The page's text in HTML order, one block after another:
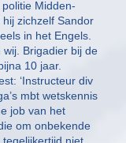
Midden-
zichzelf Sandor
in het Engels.
wij. Brigadier bij de
10 jaar.
‘Instructeur div
mbt wetskennis
job van het
om onbekende